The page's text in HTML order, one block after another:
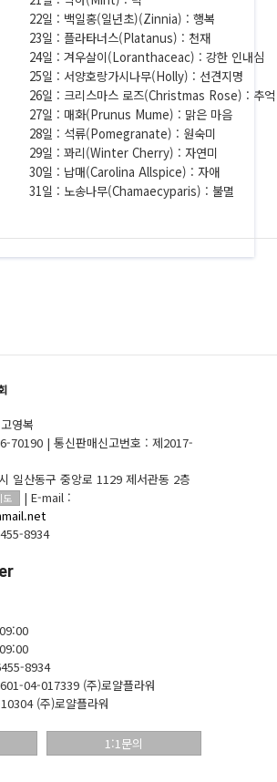
22일 : 백일홍(일년초)(Zinnia) : 행복
23일 : 플라타너스(Platanus) : 천재
24일 : 겨우살이(Loranthaceac) : 강한 인내심
25일 : 서양호랑가시나무(Holly) : 선견지명
26일 : 크리스마스 로즈(Christmas Rose) : 추억
27일 : 매화(Prunus Mume) : 맑은 마음
28일 : 석류(Pomegranate) : 원숙미
29일 : 꽈리(Winter Cherry) : 자연미
30일 : 납매(Carolina Allspice) : 자애
31일 : 노송나무(Chamaecyparis) : 불멸
영복
70190 | 통신판매신고번호 : 제2017-
일산동구 중앙로 1129 제서관동 2층
도 | E-mail :
8934
8934
04-017339 (주)로얄플라워
(주)로얄플라워
1:1문의